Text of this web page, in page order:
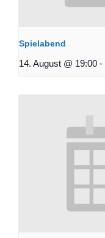
Spielabend
14. August @ 19:00 -